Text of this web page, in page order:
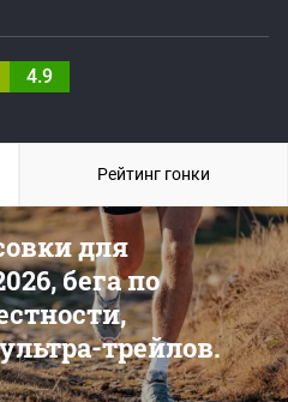
4.9
для
бега по
трейлов.
Рейтинг гонки